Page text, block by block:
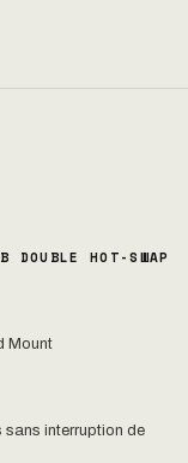
DOUBLE HOT-SWAP
Mount
sans interruption de